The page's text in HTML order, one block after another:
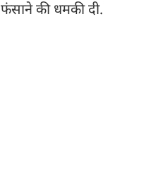
की धमकी दी.